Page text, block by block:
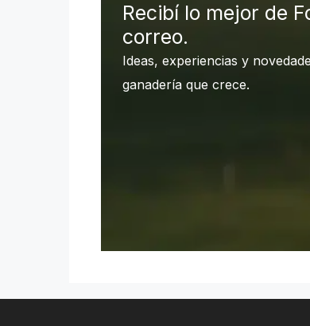
Recibí lo mejor de
correo.
Ideas, experiencias y
ganadería que crece.